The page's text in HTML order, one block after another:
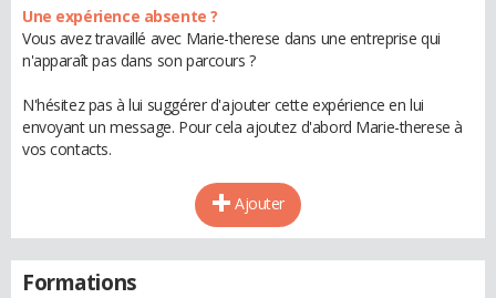
Une expérience absente ?
Vous avez travaillé avec Marie-therese dans une entreprise qui
n'apparaît pas dans son parcours ?
N'hésitez pas à lui suggérer d'ajouter cette expérience en lui
envoyant un message. Pour cela ajoutez d'abord Marie-therese à
vos contacts.
Ajouter
Formations